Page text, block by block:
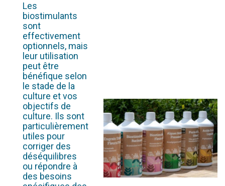
Les
biostimulants
sont
effectivement
optionnels, mais
leur utilisation
peut être
bénéfique selon
le stade de la
culture et vos
objectifs de
culture. Ils sont
particulièrement
utiles pour
corriger des
déséquilibres
ou répondre à
des besoins